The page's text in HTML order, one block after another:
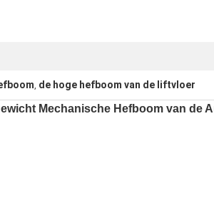
, de hoge hefboom van de liftvloer
Mechanische Hefboom van de